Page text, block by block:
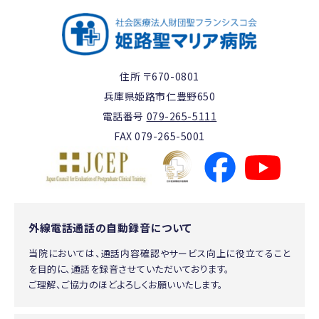
住所 〒670-0801
兵庫県姫路市仁豊野650
電話番号 079-265-5111
FAX 079-265-5001
外線電話通話の自動録音について
当院においては、通話内容確認やサービス向上に役立てること
を目的に、通話を録音させていただいております。
ご理解、ご協力のほどよろしくお願いいたします。